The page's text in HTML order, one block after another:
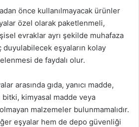
önce kullanılmayacak ürünler
özel olarak paketlenmeli,
evraklar ayrı şekilde muhafaza
duyulabilecek eşyaların kolay
de faydalı olur.
arasında gıda, yanıcı madde,
kimyasal madde veya
malzemeler bulunmamalıdır.
eşyalar hem de depo güvenliği